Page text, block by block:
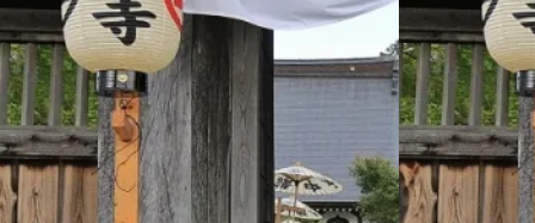
桜
を
シ
ン
ボ
る
富
士
山
を
が
ご
家
族
の
一